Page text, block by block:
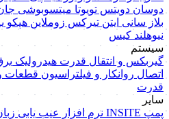
دوسان دویتس تویوتا میتسوبوشی
بلاز سانی ایتن تیرکس زوملاین هپکو
نیوهلند کیس
سیستم
گیربکس و انتقال قدرت هیدرولیک
اتصال روانکار و فیلتراسیون قطعات و
قدرت
سایر
پمپ INSITE نرم افزار عیب یابی